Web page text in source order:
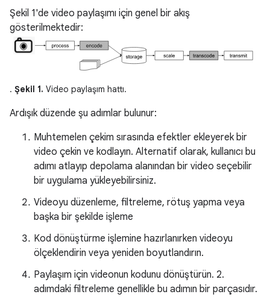
Şekil 1'de video paylaşımı için genel bir akış
gösterilmektedir:
. Şekil 1. Video paylaşım hattı.
Ardışık düzende şu adımlar bulunur:
Muhtemelen çekim sırasında efektler ekleyerek bir
video çekin ve kodlayın. Alternatif olarak, kullanıcı bu
adımı atlayıp depolama alanından bir video seçebilir
bir uygulama yükleyebilirsiniz.
Videoyu düzenleme, filtreleme, rötuş yapma veya
başka bir şekilde işleme
Kod dönüştürme işlemine hazırlanırken videoyu
ölçeklendirin veya yeniden boyutlandırın.
Paylaşım için videonun kodunu dönüştürün. 2.
adımdaki filtreleme genellikle bu adımın bir parçasıdır.